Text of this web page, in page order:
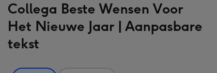
Collega Beste Wensen Voor
Het Nieuwe Jaar | Aanpasbare
tekst